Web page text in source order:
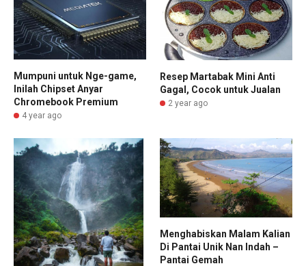
Mumpuni untuk Nge-game,
Inilah Chipset Anyar
Chromebook Premium
4 year ago
Resep Martabak Mini Anti
Gagal, Cocok untuk Jualan
2 year ago
Menghabiskan Malam Kalian
Di Pantai Unik Nan Indah –
Pantai Gemah